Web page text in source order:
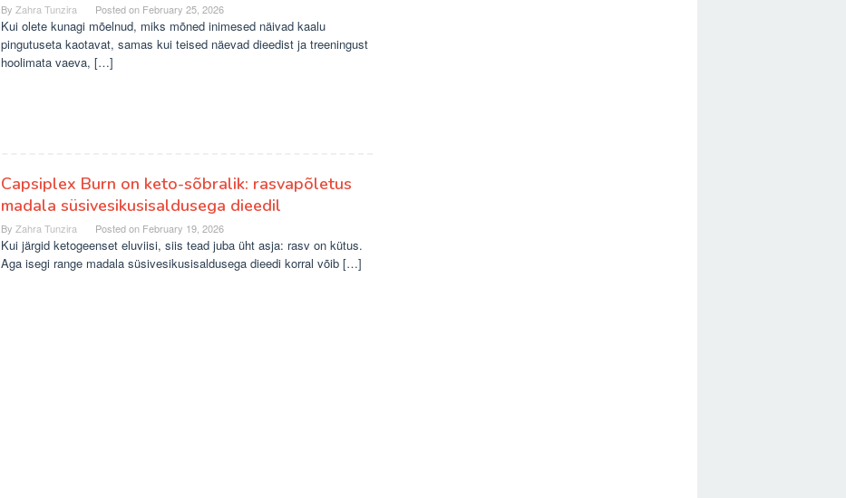
By Zahra Tunzira Posted on February 25, 2026
Kui olete kunagi mõelnud, miks mõned inimesed näivad kaalu
pingutuseta kaotavat, samas kui teised näevad dieedist ja treeningust
hoolimata vaeva, […]
Capsiplex Burn on keto-sõbralik: rasvapõletus
madala süsivesikusisaldusega dieedil
By Zahra Tunzira Posted on February 19, 2026
Kui järgid ketogeenset eluviisi, siis tead juba üht asja: rasv on kütus.
Aga isegi range madala süsivesikusisaldusega dieedi korral võib […]